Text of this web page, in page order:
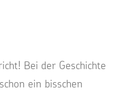
Bei der Geschichte
ein bisschen